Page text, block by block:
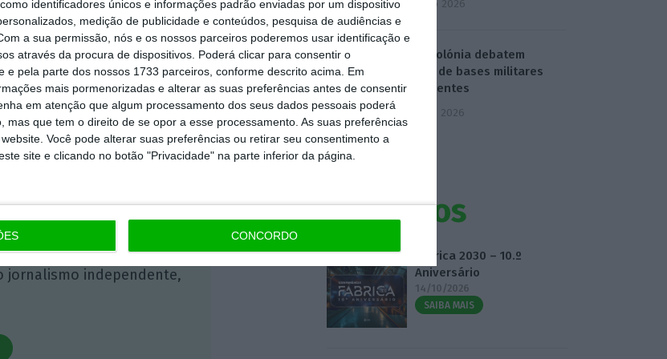
identificadores únicos e informações padrão enviadas por um dispositivo
medição de publicidade e conteúdos, pesquisa de audiências e
a sua permissão, nós e os nossos parceiros poderemos usar identificação e
através da procura de dispositivos. Poderá clicar para consentir o
e pela parte dos nossos 1733 parceiros, conforme descrito acima. Em
mais pormenorizadas e alterar as suas preferências antes de consentir
em atenção que algum processamento dos seus dados pessoais poderá
mas que tem o direito de se opor a esse processamento. As suas preferências
Você pode alterar suas preferências ou retirar seu consentimento a
site e clicando no botão "Privacidade" na parte inferior da página.
CONCORDO
importante do que
e rigoroso.
e tenha acesso a notícias
e especiais que
o ECO e os seus
jornalismo independente,
4 Agosto 2026
EUA e Polónia debatem
criação de bases militares
permanentes
5 Agosto 2026
Eventos
Fábrica 2030 – 10.º
Aniversário
14/10/2026
SAIBA MAIS